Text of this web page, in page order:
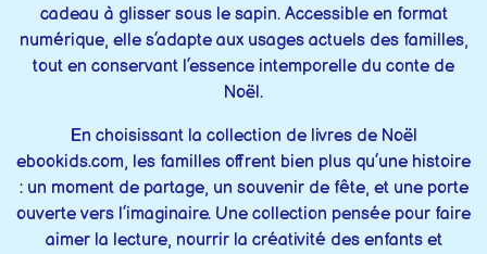
cadeau à glisser sous le sapin. Accessible en format
numérique, elle s’adapte aux usages actuels des familles,
tout en conservant l’essence intemporelle du conte de
Noël.
En choisissant la collection de livres de Noël
ebookids.com, les familles offrent bien plus qu’une histoire
: un moment de partage, un souvenir de fête, et une porte
ouverte vers l’imaginaire. Une collection pensée pour faire
aimer la lecture, nourrir la créativité des enfants et